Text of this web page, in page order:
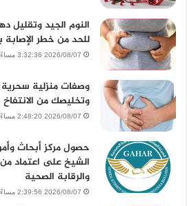
النوم الجيد
للحد من خطر
2026/08/07 3:32:36 مساءً
وصفات منزلية سحرية
وتخليصك من الانتفاخ
2026/08/07 2:48:20 مساءً
حصول مركز أبحاث
الشيخ على اعتماد من
والرقابة الصحية
2026/08/07 2:39:56 مساءً